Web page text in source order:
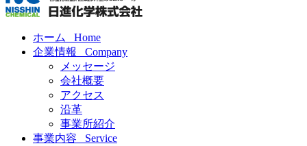
ホーム Home
企業情報 Company
メッセージ
会社概要
アクセス
沿革
事業所紹介
事業内容 Service